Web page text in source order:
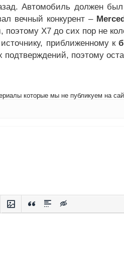
Автомобиль должен был
вечный конкурент –
поэтому X7 до сих пор не
приближенному к
поэтому
которые мы не публикуем на